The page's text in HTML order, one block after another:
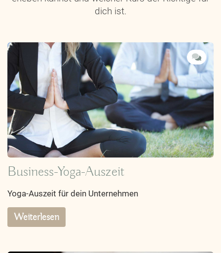
dich ist.
Business-Yoga-Auszeit
Yoga-Auszeit für dein Unternehmen
Weiterlesen